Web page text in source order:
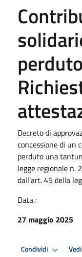
Decreto di
concessione di un
perduto una
legge regionale
dall'art. 45 della
Data :
27 maggio 2025
Condividi